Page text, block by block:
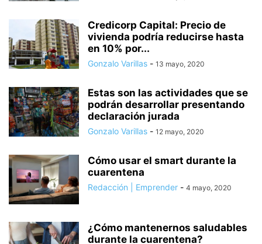
Credicorp Capital: Precio de
vivienda podría reducirse hasta
en 10% por...
Gonzalo Varillas - 13 mayo, 2020
Estas son las actividades que se
podrán desarrollar presentando
declaración jurada
Gonzalo Varillas - 12 mayo, 2020
Cómo usar el smart durante la
cuarentena
Redacción | Emprender - 4 mayo, 2020
¿Cómo mantenernos saludables
durante la cuarentena?